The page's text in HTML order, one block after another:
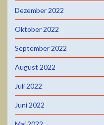
Dezember 2022
Oktober 2022
September 2022
August 2022
Juli 2022
Juni 2022